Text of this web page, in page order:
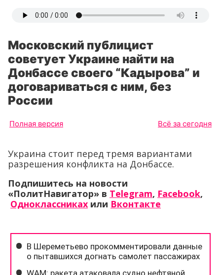
Московский публицист
советует Украине найти на
Донбассе своего “Кадырова” и
договариваться с ним, без
России
Полная версия Всё за сегодня
Украина стоит перед тремя вариантами
разрешения конфликта на Донбассе.
Подпишитесь на новости
«ПолитНавигатор» в Telegram, Facebook,
Одноклассниках или Вконтакте